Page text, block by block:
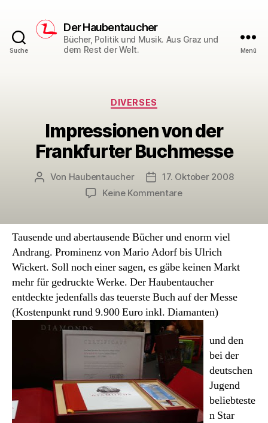
Suche
Der Haubentaucher
Bücher, Politik und Musik. Aus Graz und
dem Rest der Welt.
Menü
Kategorien
DIVERSES
Impressionen von der
Frankfurter Buchmesse
Beitragsautor
Von Haubentaucher Veröffentlichungsdatum
17. Oktober 2008
Keine Kommentarezu
Buchmesse
Tausende und abertausende Bücher und enorm viel
Andrang. Prominenz von Mario Adorf bis Ulrich
Wickert. Soll noch einer sagen, es gäbe keinen Markt
mehr für gedruckte Werke. Der Haubentaucher
entdeckte jedenfalls das teuerste Buch auf der Messe
(Kostenpunkt rund 9.900 Euro inkl. Diamanten)
und den
bei der
deutschen
Jugend
beliebteste
n Star